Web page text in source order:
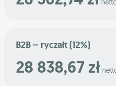
B2B – ryczałt (12%)
28 838,67 zł